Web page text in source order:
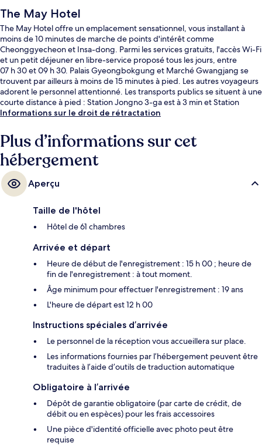
The May Hotel
The May Hotel offre un emplacement sensationnel, vous installant à
moins de 10 minutes de marche de points d'intérêt comme
Cheonggyecheon et Insa-dong. Parmi les services gratuits, l'accès Wi-Fi
et un petit déjeuner en libre-service proposé tous les jours, entre
07 h 30 et 09 h 30. Palais Gyeongbokgung et Marché Gwangjang se
trouvent par ailleurs à moins de 15 minutes à pied. Les autres voyageurs
adorent le personnel attentionné. Les transports publics se situent à une
courte distance à pied : Station Jongno 3-ga est à 3 min et Station
Jonggak, à 7 min.
Informations sur le droit de rétractation
Plus d’informations sur cet
hébergement
Aperçu
Taille de l'hôtel
Hôtel de 61 chambres
Arrivée et départ
Heure de début de l'enregistrement : 15 h 00 ; heure de
fin de l'enregistrement : à tout moment.
Âge minimum pour effectuer l'enregistrement : 19 ans
L'heure de départ est 12 h 00
Instructions spéciales d’arrivée
Le personnel de la réception vous accueillera sur place.
Les informations fournies par l’hébergement peuvent être
traduites à l’aide d’outils de traduction automatique
Obligatoire à l’arrivée
Dépôt de garantie obligatoire (par carte de crédit, de
débit ou en espèces) pour les frais accessoires
Une pièce d'identité officielle avec photo peut être
requise